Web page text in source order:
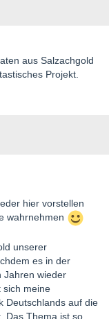
aus Salzachgold
Projekt.
hier vorstellen
wahrnehmen
unserer
es in der
Jahren wieder
sich meine
Deutschlands auf die
Das Thema ist so